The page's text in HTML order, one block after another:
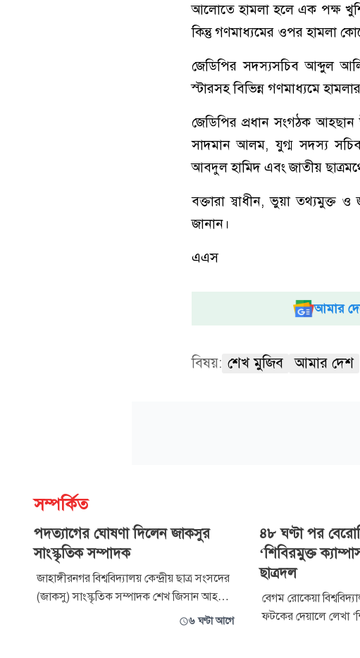
আলোতে হামলা হলে এক পক্ষ
কিন্তু গণমাধ্যমের ওপর হামলা
জেডিপির সদস্যসচিব আব্দুল
স্টারসহ বিভিন্ন গণমাধ্যমে
জেডিপির প্রধান সংগঠক আহছান
সাদমান আলম, যুগ্ম সদস্য সচিব
আবদুল হামিদ এবং জাতীয়
বক্তারা স্বাধীন, ভুয়া তথ্যমুক্ত
জানান।
এএস
আমার
বিষয়: শেখ মুজিব আমার দেশ
সম্পর্কিত
পদত্যাগের ঘোষণা দিলেন জাকসুর
সাংস্কৃতিক সম্পাদক
জাহাঙ্গীরনগর বিশ্ববিদ্যালয় কেন্দ্রীয় ছাত্র সংসদের
(জাকসু) সাংস্কৃতিক সম্পাদক শেখ জিসান আহমেদ
পদত্যাগের ঘোষণা দিয়েছেন। বৃহস্পতিবার রাতে
৬ ঘণ্টা আগে
৪৮ ঘণ্টা পর
‘শিবিরমুক্ত
ছাত্রদল
বেগম রোকেয়া
ফটকের দেয়ালে লেখা
স্লোগান ৪৮ ঘণ্টার